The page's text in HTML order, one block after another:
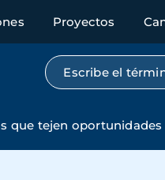
Proyectos
Búsqueda por
que tejen